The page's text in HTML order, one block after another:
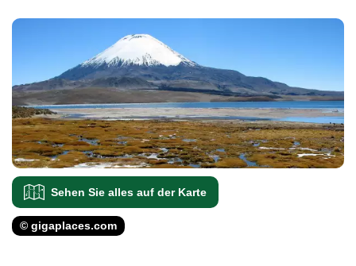
Sehen Sie alles auf der Karte
© gigaplaces.com